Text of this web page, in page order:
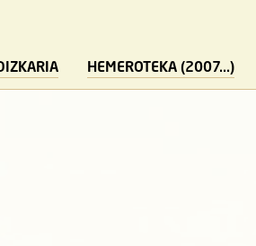
HEMEROTEKA (2007...)